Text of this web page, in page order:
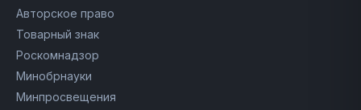
Авторское право
Товарный знак
Роскомнадзор
Минобрнауки
Минпросвещения